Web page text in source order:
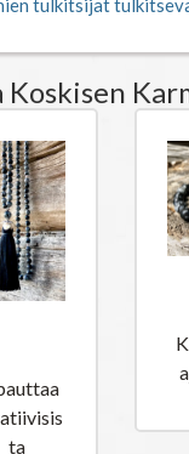
Koskisen
ta